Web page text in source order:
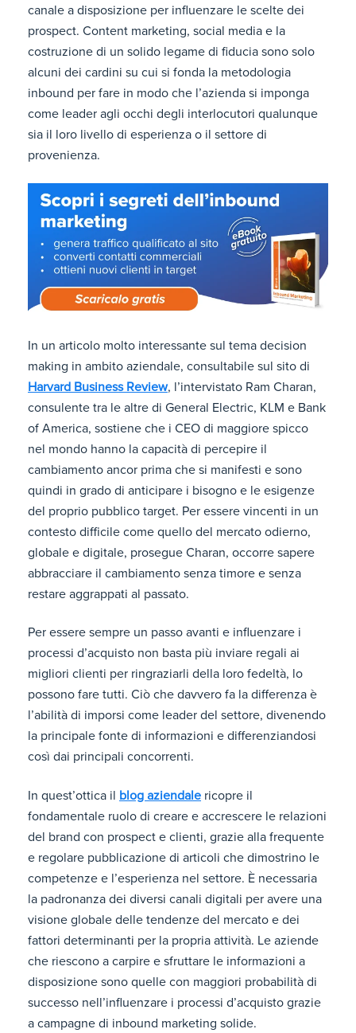
canale a disposizione per influenzare le scelte dei
prospect. Content marketing, social media e la
costruzione di un solido legame di fiducia sono solo
alcuni dei cardini su cui si fonda la metodologia
inbound per fare in modo che l’azienda si imponga
come leader agli occhi degli interlocutori qualunque
sia il loro livello di esperienza o il settore di
provenienza.
In un articolo molto interessante sul tema decision
making in ambito aziendale, consultabile sul sito di
Harvard Business Review, l’intervistato Ram Charan,
consulente tra le altre di General Electric, KLM e Bank
of America, sostiene che i CEO di maggiore spicco
nel mondo hanno la capacità di percepire il
cambiamento ancor prima che si manifesti e sono
quindi in grado di anticipare i bisogno e le esigenze
del proprio pubblico target. Per essere vincenti in un
contesto difficile come quello del mercato odierno,
globale e digitale, prosegue Charan, occorre sapere
abbracciare il cambiamento senza timore e senza
restare aggrappati al passato.
Per essere sempre un passo avanti e influenzare i
processi d’acquisto non basta più inviare regali ai
migliori clienti per ringraziarli della loro fedeltà, lo
possono fare tutti. Ciò che davvero fa la differenza è
l’abilità di imporsi come leader del settore, divenendo
la principale fonte di informazioni e differenziandosi
così dai principali concorrenti.
In quest’ottica il blog aziendale ricopre il
fondamentale ruolo di creare e accrescere le relazioni
del brand con prospect e clienti, grazie alla frequente
e regolare pubblicazione di articoli che dimostrino le
competenze e l’esperienza nel settore. È necessaria
la padronanza dei diversi canali digitali per avere una
visione globale delle tendenze del mercato e dei
fattori determinanti per la propria attività. Le aziende
che riescono a carpire e sfruttare le informazioni a
disposizione sono quelle con maggiori probabilità di
successo nell’influenzare i processi d’acquisto grazie
a campagne di inbound marketing solide.